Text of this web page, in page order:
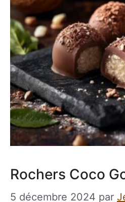
Rochers Coco
5 décembre 2024 par